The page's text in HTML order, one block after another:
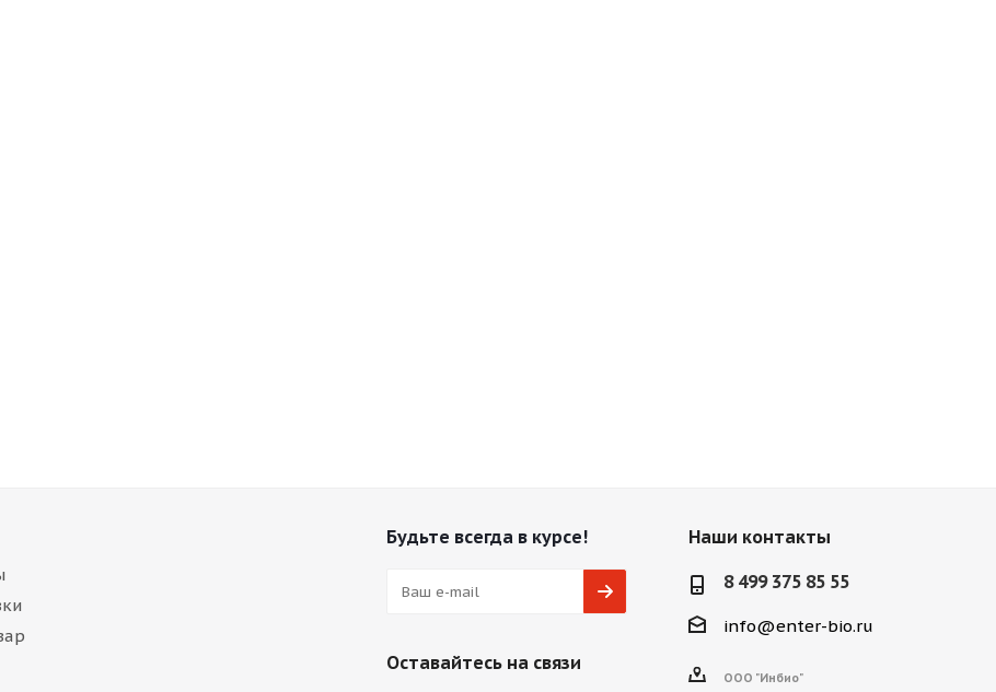
Будьте всегда в курсе!
Оставайтесь на связи
Наши контакты
8 499 375 85 55
info@enter-bio.ru
ООО "Инбио"